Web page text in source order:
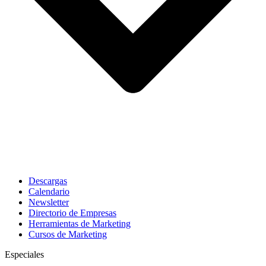
Descargas
Calendario
Newsletter
Directorio de Empresas
Herramientas de Marketing
Cursos de Marketing
Especiales